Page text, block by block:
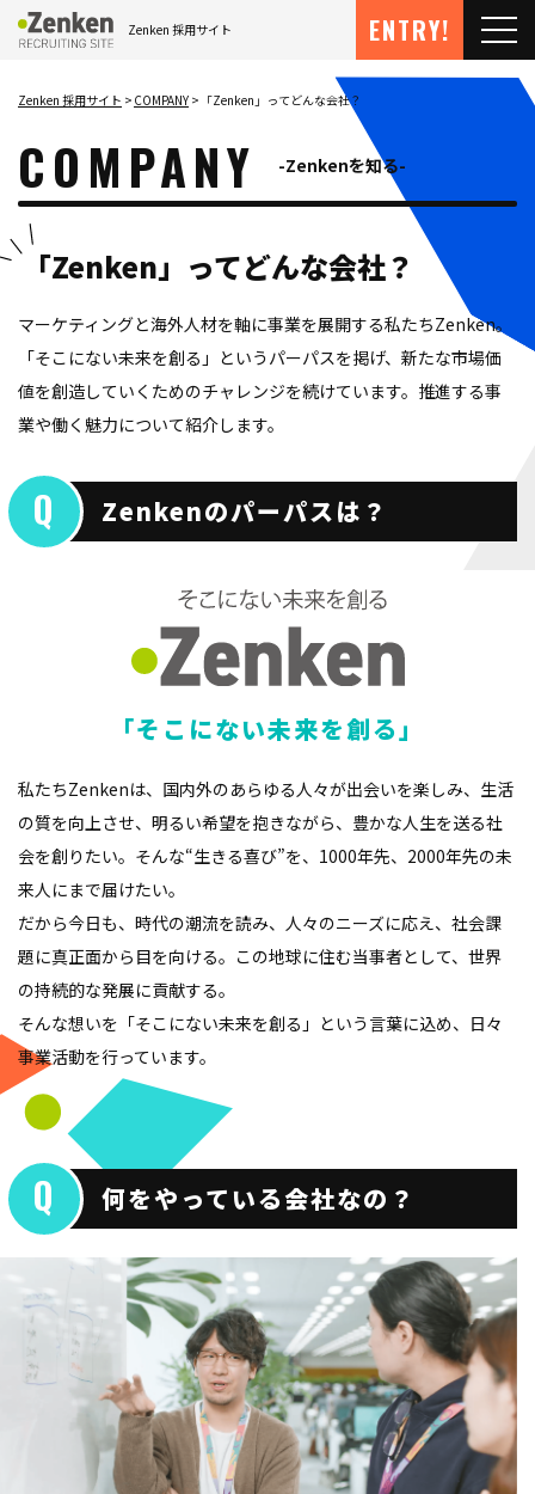
メインコンテンツにスキップ
Zenken 採用サイト ENTRY! メ
Zenken 採用サイト COMPANY 「Zenken」ってどんな会社？
Zenkenを知る
COMPANY
「Zenken」ってどんな会社？
マーケティングと海外人材を軸に事業を展開する私たちZenken。
「そこにない未来を創る」というパーパスを掲げ、新たな市場価
値を創造していくためのチャレンジを続けています。推進する事
業や働く魅力について紹介します。
Zenkenのパーパスは？
「そこにない未来を創る」
私たちZenkenは、国内外のあらゆる人々が出会いを楽しみ、生活
の質を向上させ、明るい希望を抱きながら、豊かな人生を送る社
会を創りたい。そんな“生きる喜び”を、1000年先、2000年先の未
来人にまで届けたい。
だから今日も、時代の潮流を読み、人々のニーズに応え、社会課
題に真正面から目を向ける。この地球に住む当事者として、世界
の持続的な発展に貢献する。
そんな想いを「そこにない未来を創る」という言葉に込め、日々
事業活動を行っています。
何をやっている会社なの？